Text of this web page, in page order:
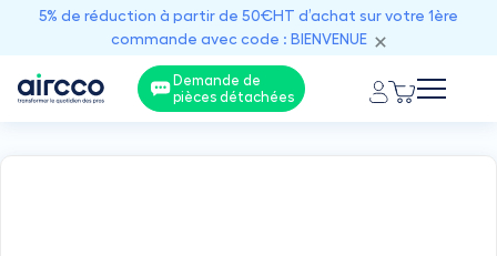
5% de réduction à partir de 50€HT d’achat sur votre 1ère
commande avec code : BIENVENUE
Demande de
pièces détachées